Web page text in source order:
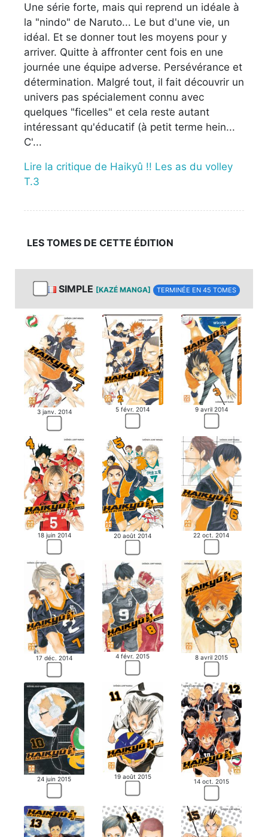
Une série forte, mais qui reprend un idéale à
la "nindo" de Naruto... Le but d'une vie, un
idéal. Et se donner tout les moyens pour y
arriver. Quitte à affronter cent fois en une
journée une équipe adverse. Persévérance et
détermination. Malgré tout, il fait découvrir un
univers pas spécialement connu avec
quelques "ficelles" et cela reste autant
intéressant qu'éducatif (à petit terme hein...
C'...
Lire la critique de Haikyû !! Les as du volley
T.3
LES TOMES DE CETTE ÉDITION
SIMPLE [KAZÉ MANGA] TERMINÉE EN 45 TOMES
3 janv. 2014 5 févr. 2014 9 avril 2014
18 juin 2014 20 août 2014 22 oct. 2014
17 déc. 2014 4 févr. 2015 8 avril 2015
24 juin 2015 19 août 2015
14 oct. 2015